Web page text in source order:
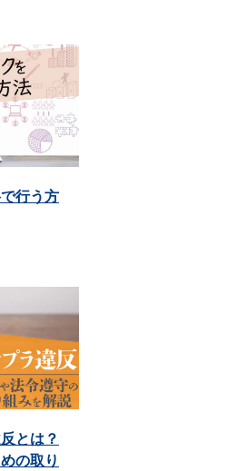
行う方
とは？
の取り